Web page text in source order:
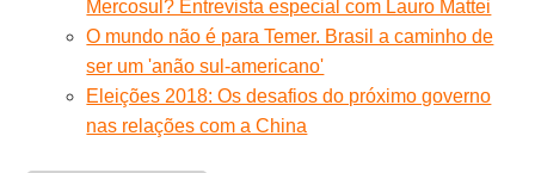
Mercosul? Entrevista especial com Lauro Mattei
O mundo não é para Temer. Brasil a caminho de
ser um 'anão sul-americano'
Eleições 2018: Os desafios do próximo governo
nas relações com a China